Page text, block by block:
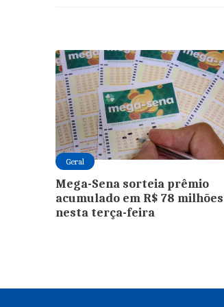
Geral
Mega-Sena sorteia prêmio
acumulado em R$ 78 milhões
nesta terça-feira